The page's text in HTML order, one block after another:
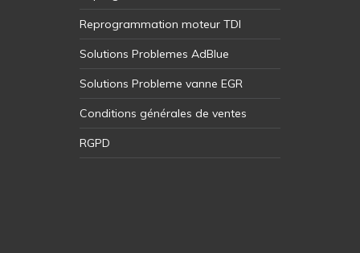
Reprogrammation moteur TDI
Solutions Problemes AdBlue
Solutions Probleme vanne EGR
Conditions générales de ventes
RGPD